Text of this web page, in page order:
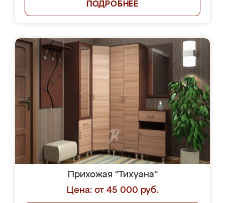
ПОДРОБНЕЕ
Прихожая "Тихуана"
Цена: от 45 000 руб.